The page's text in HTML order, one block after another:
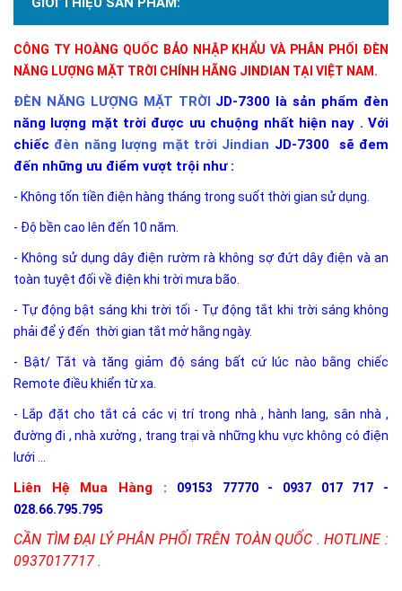
CÔNG TY HOÀNG QUỐC BẢO NHẬP KHẨU VÀ PHÂN PHỐI ĐÈN
NĂNG LƯỢNG MẶT TRỜI CHÍNH HÃNG JINDIAN TẠI VIỆT NAM.
ĐÈN NĂNG LƯỢNG MẶT TRỜI JD-7300 là sản phẩm đèn
năng lượng mặt trời được ưu chuộng nhất hiện nay . Với
chiếc đèn năng lượng mặt trời Jindian JD-7300 sẽ đem
đến những ưu điểm vượt trội như :
- Không tốn tiền điện hàng tháng trong suốt thời gian sử dụng.
- Độ bền cao lên đến 10 năm.
- Không sử dụng dây điện rườm rà không sợ đứt dây điện và an
toàn tuyệt đối về điện khi trời mưa bão.
- Tự động bật sáng khi trời tối - Tự động tắt khi trời sáng không
phải để ý đến thời gian tắt mở hằng ngày.
- Bật/ Tắt và tăng giảm độ sáng bất cứ lúc nào bằng chiếc
Remote điều khiển từ xa.
- Lắp đặt cho tắt cả các vị trí trong nhà , hành lang, sân nhà ,
đường đi , nhà xưởng , trang trại và những khu vực không có điện
lưới ...
Liên Hệ Mua Hàng :
09153 77770 - 0937 017 717 -
028.66.795.795
CẦN TÌM ĐẠI LÝ PHÂN PHỐI TRÊN TOÀN QUỐC . HOTLINE :
0937017717 .